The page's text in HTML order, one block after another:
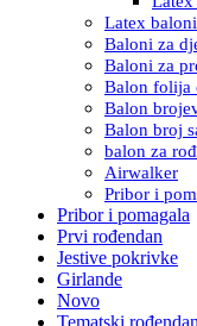
Latex
Baloni za
Baloni za
Balon folija
Balon
Balon broj
balon za
Airwalker
Pribor i
Pribor i pomagala
Prvi rođendan
Jestive pokrivke
Girlande
Novo
Tematski